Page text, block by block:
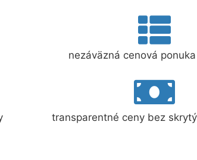
nezáväzná cenová
transparentné ceny bez